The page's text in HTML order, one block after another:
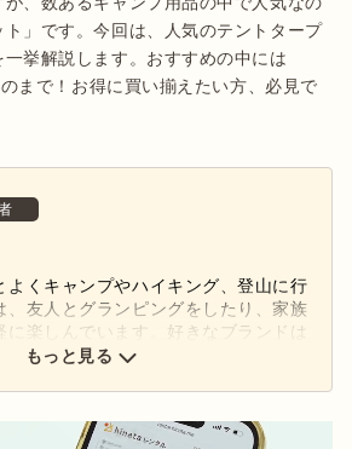
」です。今回は、人気のテントタープ
挙解説します。おすすめの中には
まで！お得に買い揃えたい方、必見で
よくキャンプやハイキング、登山に行
、友人とグランピングをしたり、家族
に楽しんでいます。好きなブランドは
特にほおずきLEDランタンが気に入っ
もっと見る